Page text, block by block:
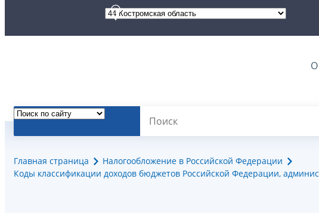
Главная страница
Налогообложение в Российской Федерации
Коды классификации доходов бюджетов Российской Федерации,